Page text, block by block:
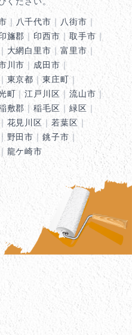
｜ 八千代市 ｜ 八街市 ｜
旛郡 ｜ 印西市 ｜取手市 ｜
大網白里市｜富里市 ｜
川市 ｜ 成田市 ｜
｜ 東京都 ｜東庄町｜
町｜江戸川区 ｜流山市 ｜
敷郡 ｜稲毛区 ｜緑区 ｜
｜ 花見川区 ｜若葉区 ｜
｜ 野田市 ｜銚子市｜
｜ 龍ケ崎市